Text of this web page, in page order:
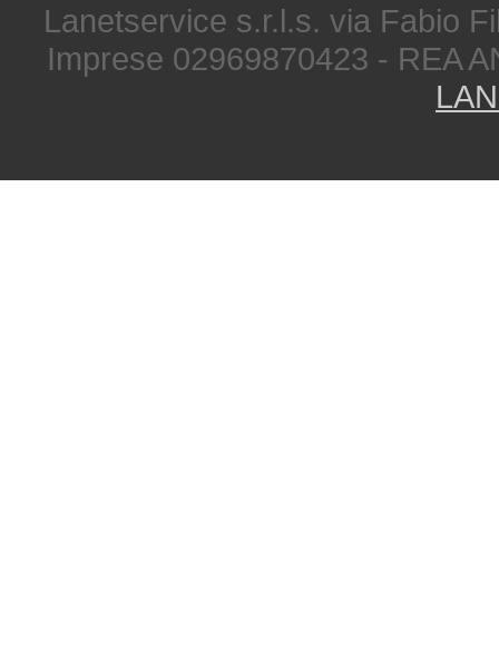
Lanetservice s.r.l.s. via Fabio
Imprese 02969870423 - REA